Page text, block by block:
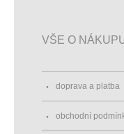
VŠE O
doprava a platba
obchodní